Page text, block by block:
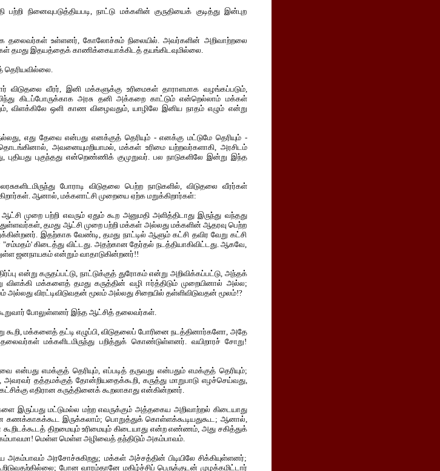
நினைவுபடுத்தியபடி, நாட்டு மக்களின் குருதியைக் குடித்து இன்புற
தலைவர்கள் உள்ளனர், கோலோச்சும் நிலையில். அவர்களின் அறிவாற்றலை
தமது இதயத்தைக் காணிக்கையாக்கிடத் தயங்கிடவுமில்லை.
விடுதலை வீரர், இனி மக்களுக்கு உரிமைகள் தாராளமாக வழங்கப்படும்,
கிடப்போருக்காக அரசு தனி அக்கறை காட்டும் என்றெல்லாம் மக்கள்
விளக்கிலே ஒளி காண விழைவதும், யாழிலே இனிய நாதம் எழும் என்று
எது தேவை என்பது எனக்குத் தெரியும் - எனக்கு மட்டுமே தெரியும் -
அவனையுமறியாமல், மக்கள் உரிமை யற்றவர்களாகி, அரசிடம்
புகுந்தது என்றெண்ணிக் குமுறுவர். பல நாடுகளிலே இன்று இந்த
போராடி விடுதலை பெற்ற நாடுகளில், விடுதலை வீரர்கள்
ஆனால், மக்களாட்சி முறையை ஏற்க மறுக்கிறார்கள்:
முறை பற்றி எவரும் ஏதும் கூற அனுமதி அளித்திடாது இருந்து வந்தது
தமது ஆட்சி முறை பற்றி மக்கள் அல்லது மக்களின் ஆதரவு பெற்ற
இதற்காக வேண்டி, தமது நாட்டில் ஆளும் கட்சி தவிர வேறு கட்சி
கிடைத்து விட்டது. அதற்கான தேர்தல் நடத்தியாகிவிட்டது. ஆகவே,
ஜனநாயகம் என்றும் வாதாடுகின்றனர்!!
என்று கருதப்பட்டு, நாட்டுக்குத் துரோகம் என்று அறிவிக்கப்பட்டு, அந்தக்
விளக்கி மக்களைத் தமது கருத்தின் வழி ஈர்த்திடும் முறையினால் அல்ல;
அல்லது விரட்டிவிடுவதன் மூலம் அல்லது சிறையில் தள்ளிவிடுவதன் மூலம்!?
போலுள்ளனர் இந்த ஆட்சித் தலைவர்கள்.
கூறி, மக்களைத் தட்டி எழுப்பி, விடுதலைப் போரினை நடத்தினார்களோ, அதே
மக்களிடமிருந்து பறித்துக் கொண்டுள்ளனர். வயிறாரச் சோறு!
எமக்குத் தெரியும், எப்படித் தருவது என்பதும் எமக்குத் தெரியும்;
தத்தமக்குத் தோன்றியதைக்கூறி, கருத்து மாறுபாடு எழச்செய்வது,
எதிரான கருத்தினைக் கூறலாகாது என்கின்றனர்.
இருப்பது மட்டுமல்ல மற்ற எவருக்கும் அத்தகைய அறிவாற்றல் கிடையாது
கணக்காகக்கூட இருக்கலாம்; பொறுத்துக் கொள்ளக்கூடியதுகூட; ஆனால்,
திறமையும் உரிமையும் கிடையாது என்ற எண்ணம், அது சகித்துக்
மெள்ள மெள்ள அழிவைத் தந்திடும் அகம்பாவம்.
அரசோச்சுகிறது; மக்கள் அச்சத்தின் பிடியிலே சிக்கியுள்ளனர்;
போன வாரம்தானே மகிழ்ச்சிப் பெருக்குடன் முழக்கமிட்டார்